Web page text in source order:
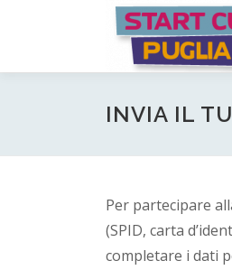
t
r
INVIA IL
Per partecipare
(SPID, carta
completare i dati